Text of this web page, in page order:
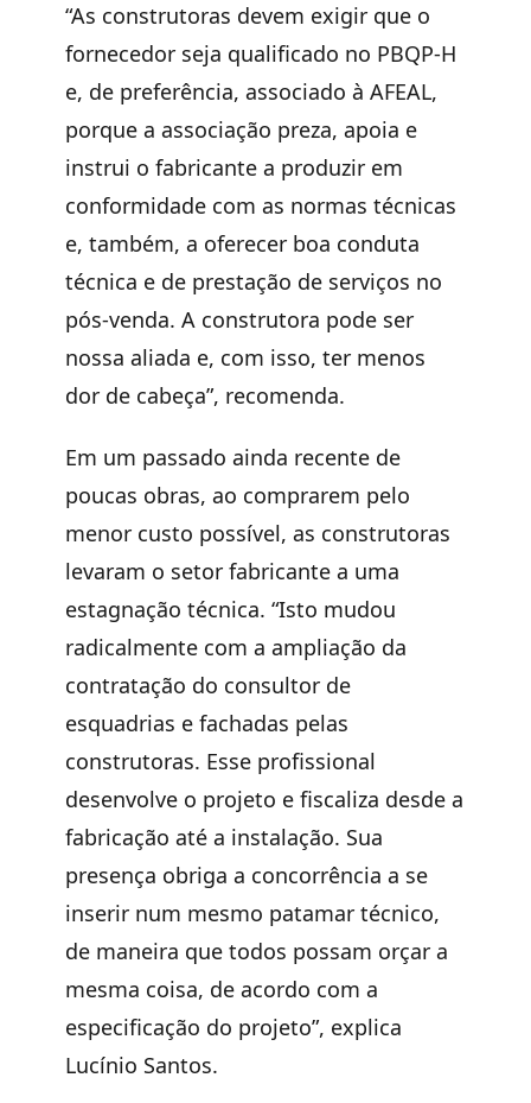
“As construtoras devem exigir que o
fornecedor seja qualificado no PBQP-H
e, de preferência, associado à AFEAL,
porque a associação preza, apoia e
instrui o fabricante a produzir em
conformidade com as normas técnicas
e, também, a oferecer boa conduta
técnica e de prestação de serviços no
pós-venda. A construtora pode ser
nossa aliada e, com isso, ter menos
dor de cabeça”, recomenda.
Em um passado ainda recente de
poucas obras, ao comprarem pelo
menor custo possível, as construtoras
levaram o setor fabricante a uma
estagnação técnica. “Isto mudou
radicalmente com a ampliação da
contratação do consultor de
esquadrias e fachadas pelas
construtoras. Esse profissional
desenvolve o projeto e fiscaliza desde a
fabricação até a instalação. Sua
presença obriga a concorrência a se
inserir num mesmo patamar técnico,
de maneira que todos possam orçar a
mesma coisa, de acordo com a
especificação do projeto”, explica
Lucínio Santos.